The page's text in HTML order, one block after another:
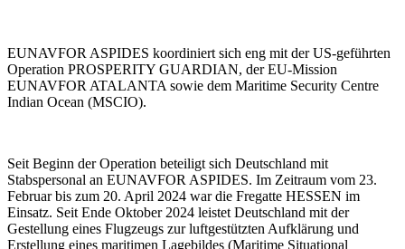
EUNAVFOR ASPIDES koordiniert sich eng mit der US-geführten
Operation PROSPERITY GUARDIAN, der EU-Mission
EUNAVFOR ATALANTA sowie dem Maritime Security Centre
Indian Ocean (MSCIO).
Seit Beginn der Operation beteiligt sich Deutschland mit
Stabspersonal an EUNAVFOR ASPIDES. Im Zeitraum vom 23.
Februar bis zum 20. April 2024 war die Fregatte HESSEN im
Einsatz. Seit Ende Oktober 2024 leistet Deutschland mit der
Gestellung eines Flugzeugs zur luftgestützten Aufklärung und
Erstellung eines maritimen Lagebildes (Maritime Situational